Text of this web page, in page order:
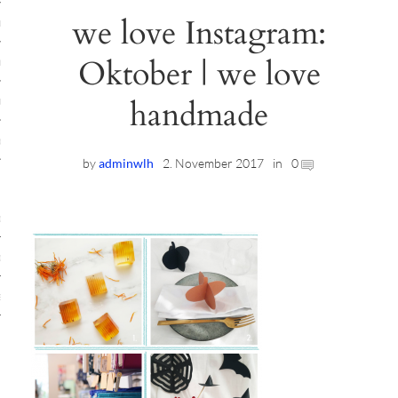
Workshops
Location
Workshops
we love Instagram:
Oktober | we love
handmade
byadminwlh 2. November 2017 in 0